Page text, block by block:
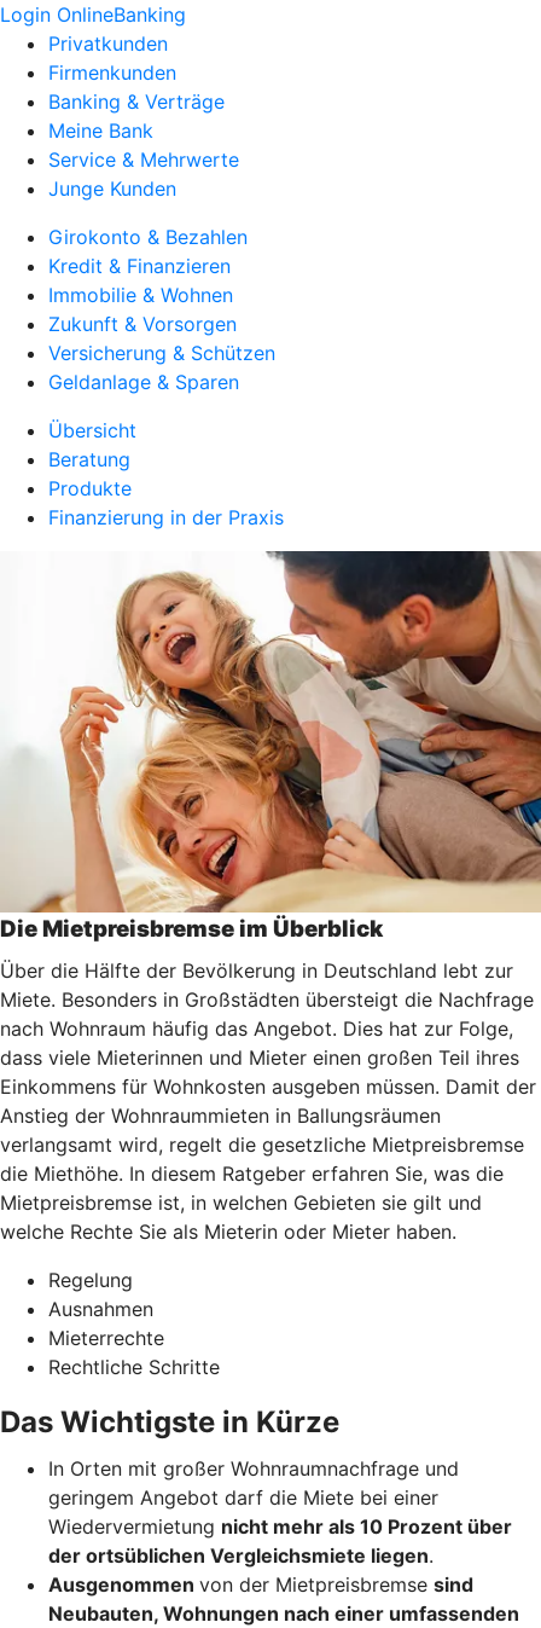
Login OnlineBanking
Privatkunden
Firmenkunden
Banking & Verträge
Meine Bank
Service & Mehrwerte
Junge Kunden
Girokonto & Bezahlen
Kredit & Finanzieren
Immobilie & Wohnen
Zukunft & Vorsorgen
Versicherung & Schützen
Geldanlage & Sparen
Übersicht
Beratung
Produkte
Finanzierung in der Praxis
Die Mietpreisbremse im Überblick
Über die Hälfte der Bevölkerung in Deutschland lebt zur
Miete. Besonders in Großstädten übersteigt die Nachfrage
nach Wohnraum häufig das Angebot. Dies hat zur Folge,
dass viele Mieterinnen und Mieter einen großen Teil ihres
Einkommens für Wohnkosten ausgeben müssen. Damit der
Anstieg der Wohnraummieten in Ballungsräumen
verlangsamt wird, regelt die gesetzliche Mietpreisbremse
die Miethöhe. In diesem Ratgeber erfahren Sie, was die
Mietpreisbremse ist, in welchen Gebieten sie gilt und
welche Rechte Sie als Mieterin oder Mieter haben.
Regelung
Ausnahmen
Mieterrechte
Rechtliche Schritte
Das Wichtigste in Kürze
In Orten mit großer Wohnraumnachfrage und
geringem Angebot darf die Miete bei einer
Wiedervermietung nicht mehr als 10 Prozent über
der ortsüblichen Vergleichsmiete liegen.
Ausgenommen von der Mietpreisbremse sind
Neubauten, Wohnungen nach einer umfassenden